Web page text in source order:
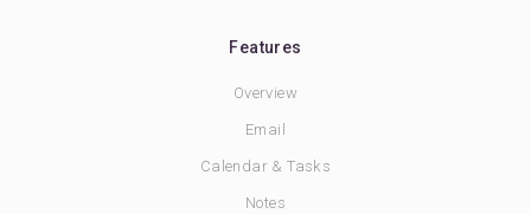
Features
Overview
Email
Calendar & Tasks
Notes